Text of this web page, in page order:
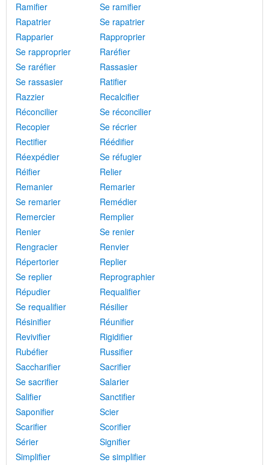
Ramifier
Se ramifier
Rapatrier
Se rapatrier
Rapparier
Rapproprier
Se rapproprier
Raréfier
Se raréfier
Rassasier
Se rassasier
Ratifier
Razzier
Recalcifier
Réconcilier
Se réconcilier
Recopier
Se récrier
Rectifier
Réédifier
Réexpédier
Se réfugier
Réifier
Relier
Remanier
Remarier
Se remarier
Remédier
Remercier
Remplier
Renier
Se renier
Rengracier
Renvier
Répertorier
Replier
Se replier
Reprographier
Répudier
Requalifier
Se requalifier
Résilier
Résinifier
Réunifier
Revivifier
Rigidifier
Rubéfier
Russifier
Saccharifier
Sacrifier
Se sacrifier
Salarier
Salifier
Sanctifier
Saponifier
Scier
Scarifier
Scorifier
Sérier
Signifier
Simplifier
Se simplifier